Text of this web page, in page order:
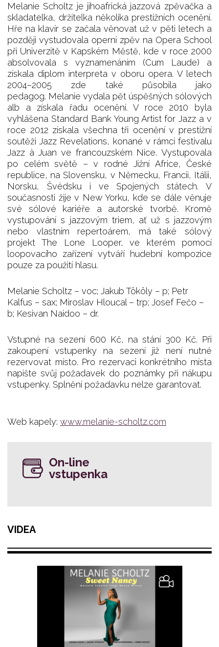
Melanie Scholtz je jihoafrická jazzová zpěvačka a
skladatelka, držitelka několika prestižních ocenění.
Hře na klavír se začala věnovat už v pěti letech a
později vystudovala operní zpěv na Opera School
při Univerzitě v Kapském Městě, kde v roce 2000
absolvovala s vyznamenáním (Cum Laude) a
získala diplom interpreta v oboru opera. V letech
2004–2005 zde také působila jako
pedagog. Melanie vydala pět úspěšných sólových
alb a získala řadu ocenění. V roce 2010 byla
vyhlášena Standard Bank Young Artist for Jazz a v
roce 2012 získala všechna tři ocenění v prestižní
soutěži Jazz Revelations, konané v rámci festivalu
Jazz à Juan ve francouzském Nice. Vystupovala
po celém světě – v rodné Jižní Africe, České
republice, na Slovensku, v Německu, Francii, Itálii,
Norsku, Švédsku i ve Spojených státech. V
současnosti žije v New Yorku, kde se dále věnuje
své sólové kariéře a autorské tvorbě. Kromě
vystupování s jazzovým triem, ať už s jazzovým
nebo vlastním repertoárem, má také sólový
projekt The Lone Looper, ve kterém pomocí
loopovacího zařízení vytváří hudební kompozice
pouze za použití hlasu.
Melanie Scholtz – voc; Jakub Tököly – p; Petr
Kalfus – sax; Miroslav Hloucal – trp; Josef Fečo –
b; Kesivan Naidoo – dr.
Vstupné na sezení 600 Kč, na stání 300 Kč. Při
zakoupení vstupenky na sezení již není nutné
rezervovat místo. Pro rezervaci konkrétního místa
napište svůj požadavek do poznámky při nákupu
vstupenky. Splnění požadavku nelze garantovat.
Web kapely: www.melanie-scholtz.com
On-line
vstupenka
VIDEA